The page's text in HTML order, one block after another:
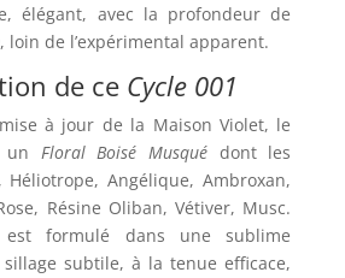
élégant, avec la profondeur de
, loin de l’expérimental apparent.
de ce Cycle 001
à jour de la Maison Violet, le
un Floral Boisé Musquédont les
, Héliotrope, Angélique, Ambroxan,
Résine Oliban, Vétiver, Musc.
formulé dans une sublime
subtile, à la tenue efficace,